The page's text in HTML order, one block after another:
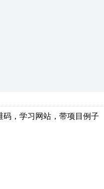
码，学习网站，带项目例子